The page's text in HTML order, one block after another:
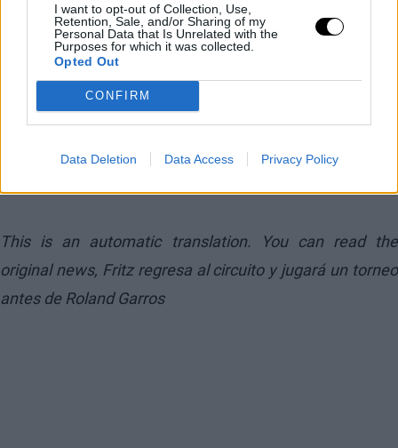
I want to opt-out of Collection, Use,
Retention, Sale, and/or Sharing of my
Personal Data that Is Unrelated with the
Purposes for which it was collected.
Opted Out
CONFIRM
Data Deletion Data Access Privacy Policy
I due nativi della Southern California hanno allenato
insieme a Carson, ma non hanno ancora giocato
insieme o l'uno contro l'altro nel circuito.
pic.twitter.com/kiYjNtvAAT
— Parsa (@Parsa_Nemati)7 maggio 2026
This is an automatic translation. You can read the
original news, Fritz regresa al circuito y jugará un torneo
antes de Roland Garros